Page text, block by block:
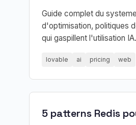
Guide complet du
d'optimisation, politiques
qui gaspillent l'utilisation IA.
lovable ai pricing web
5 patterns Redis